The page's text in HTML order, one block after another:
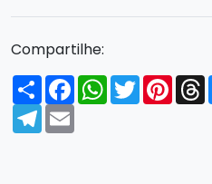
Compartilhe:
Compartilhar
FacebookWhatsApp
Twitter
Telegram
Email